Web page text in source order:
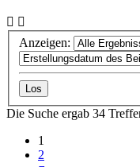
Anzeigen:
Die Suche ergab 34
1
2